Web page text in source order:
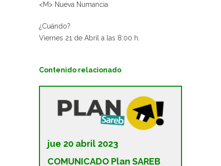
<M> Nueva Numancia
¿Cuándo?
Viernes 21 de Abril a las 8:00 h.
Contenido relacionado
jue 20 abril 2023
COMUNICADO Plan SAREB